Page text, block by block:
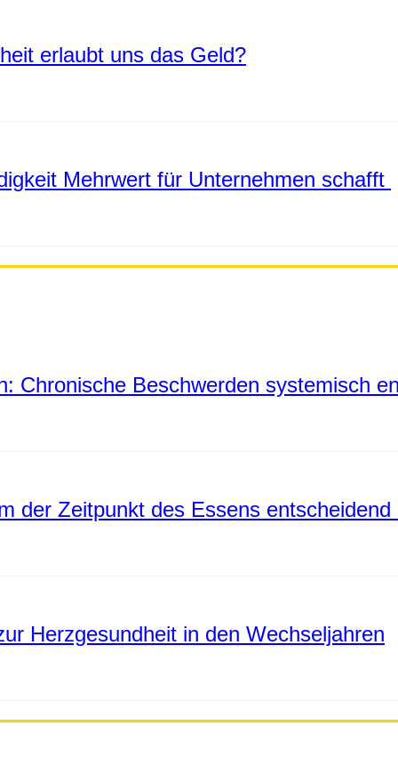
erlaubt uns das Geld?
Mehrwert für Unternehmen schafft
Chronische Beschwerden systemisch
der Zeitpunkt des Essens entscheidend
Herzgesundheit in den Wechseljahren